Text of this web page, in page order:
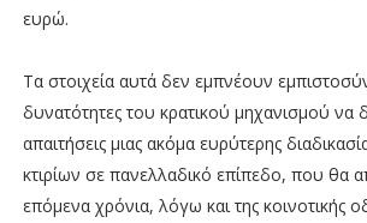
ευρώ.
Τα στοιχεία αυτά δεν εµπνέουν
δυνατότητες του κρατικού µηχανισµού να
απαιτήσεις µιας ακόµα ευρύτερης
κτιρίων σε πανελλαδικό επίπεδο, που θα
επόµενα χρόνια, λόγω και της κοινοτικής